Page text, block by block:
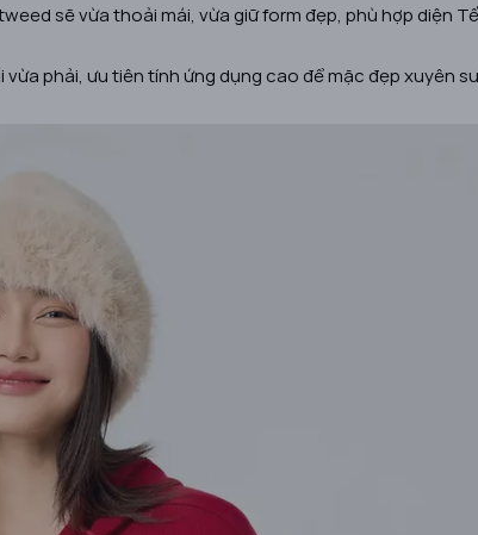
sẽ vừa thoải mái, vừa giữ form đẹp, phù hợp diện
vừa phải, ưu tiên tính ứng dụng cao để mặc đẹp xuyên